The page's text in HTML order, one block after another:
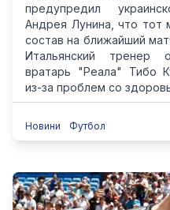
предупредил
Андрея Лунина, что тот
состав на ближайший
Итальянский тренер
вратарь "Реала" Тибо
из-за проблем со
Новини Футбол